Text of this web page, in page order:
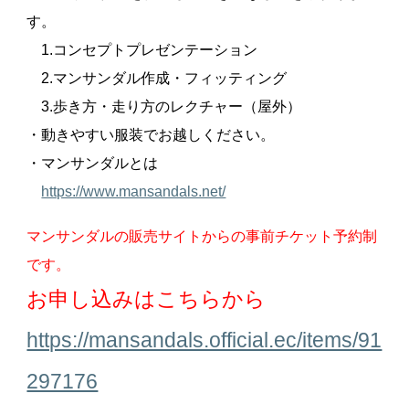
す。
1.コンセプトプレゼンテーション
2.マンサンダル作成・フィッティング
3.歩き方・走り方のレクチャー（屋外）
・動きやすい服装でお越しください。
・マンサンダルとは
https://www.mansandals.net/
マンサンダルの販売サイトからの事前チケット予約制
です。
お申し込みはこちらから
https://mansandals.official.ec/items/91
297176